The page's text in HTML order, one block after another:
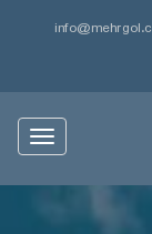
Toggle